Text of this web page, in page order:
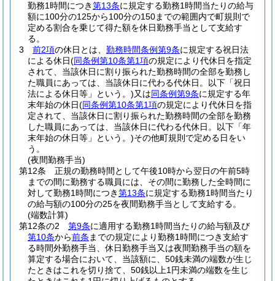
勤務1時間につき第13条に規定する勤務1時間当たりの給与
額に100分の125から100分の150までの範囲内で町規則で
定める割合を乗じて得た額を休日勤務手当として支給す
る。
3
前2項の休日とは、 勤務時間条例第9条に規定する祝日法
による休日(同条例第10条第1項の規定により代休日を指定
されて、当該休日に割り振られた勤務時間の全部を勤務し
た職員にあっては、当該休日に代わる代休日。以下「祝日
法による休日等」という。)又は同条例第9条に規定する年
末年始の休日(同条例第10条第1項の規定により代休日を指
定されて、当該休日に割り振られた勤務時間の全部を勤務
した職員にあっては、当該休日に代わる代休日。以下「年
末年始の休日等」という。)その他町規則で定める日をい
う。
(夜間勤務手当)
第12条
正規の勤務時間として午後10時から翌日の午前5時
までの間に勤務する職員には、その間に勤務した全時間に
対して勤務1時間につき第13条に規定する勤務1時間当たり
の給与額の100分の25を夜間勤務手当として支給する。
(端数計算)
第12条の2
第9条に適用する勤務1時間当たりの給与額及び
第10条から前条 までの規定により勤務1時間につき支給す
る時間外勤務手当、休日勤務手当又は夜間勤務手当の額を
算定する場合において、当該額に、50銭未満の端数が生じ
たときはこれを切り捨て、50銭以上1円未満の端数を生じ